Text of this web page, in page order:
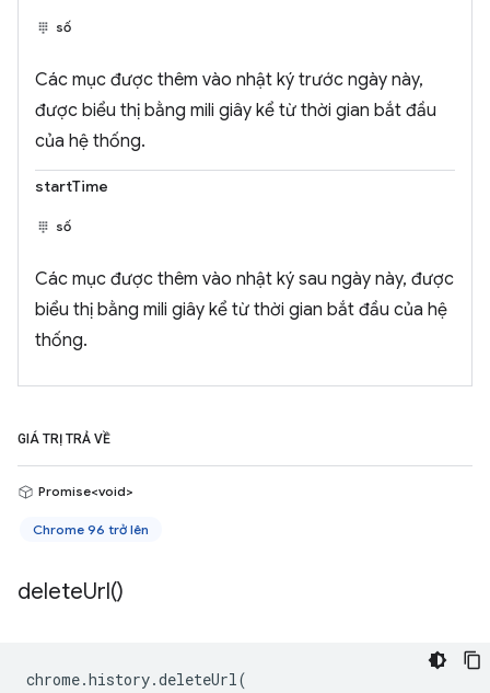
số
Các mục được thêm vào nhật ký trước ngày này,
được biểu thị bằng mili giây kể từ thời gian bắt đầu
của hệ thống.
startTime
số
Các mục được thêm vào nhật ký sau ngày này, được
biểu thị bằng mili giây kể từ thời gian bắt đầu của hệ
thống.
GIÁ TRỊ TRẢ VỀ
Promise<void>
Chrome 96 trở lên
deleteUrl()
chrome.history.deleteUrl(